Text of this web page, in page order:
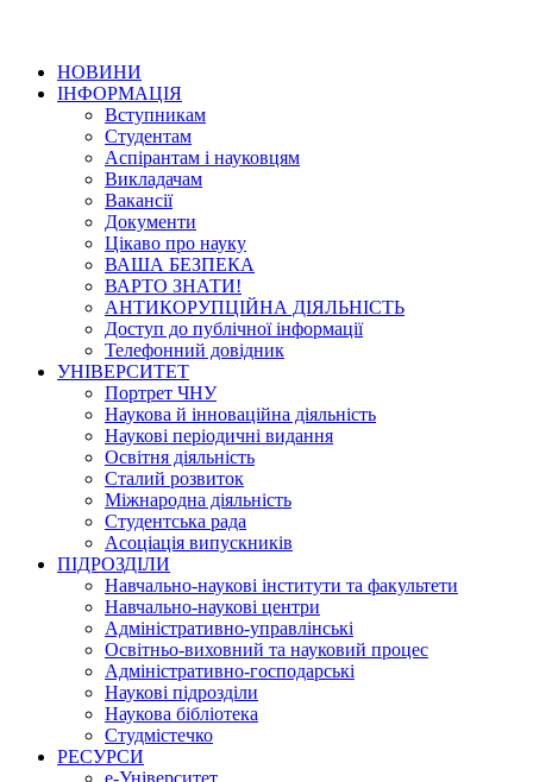
НОВИНИ
ІНФОРМАЦІЯ
Вступникам
Студентам
Аспірантам і науковцям
Викладачам
Вакансії
Документи
Цікаво про науку
ВАША БЕЗПЕКА
ВАРТО ЗНАТИ!
АНТИКОРУПЦІЙНА ДІЯЛЬНІСТЬ
Доступ до публічної інформації
Телефонний довідник
УНІВЕРСИТЕТ
Портрет ЧНУ
Наукова й інноваційна діяльність
Наукові періодичні видання
Освітня діяльність
Сталий розвиток
Міжнародна діяльність
Студентська рада
Асоціація випускників
ПІДРОЗДІЛИ
Навчально-наукові інститути та факультети
Навчально-наукові центри
Адміністративно-управлінські
Освітньо-виховний та науковий процес
Адміністративно-господарські
Наукові підрозділи
Наукова бібліотека
Студмістечко
РЕСУРСИ
е-Університет